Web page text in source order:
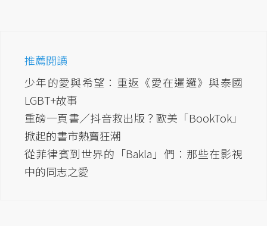
推薦閱讀
少年的愛與希望：重返《愛在暹邏》與泰國
LGBT+故事
重磅一頁書／抖音救出版？歐美「BookTok」
掀起的書市熱賣狂潮
從菲律賓到世界的「Bakla」們：那些在影視
中的同志之愛